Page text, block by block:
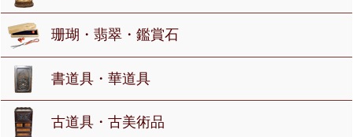
珊瑚・翡翠・鑑賞石
書道具・華道具
古道具・古美術品